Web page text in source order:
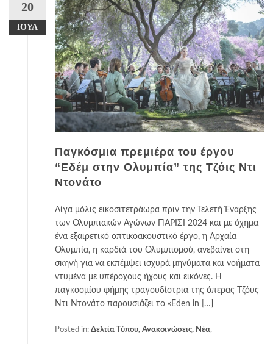
20
ΙΟΎΛ
Παγκόσμια πρεμιέρα του έργου
“Εδέμ στην Ολυμπία” της Τζόις Ντι
Ντονάτο
Λίγα μόλις εικοσιτετράωρα πριν την Τελετή Έναρξης
των Ολυμπιακών Αγώνων ΠΑΡΙΣΙ 2024 και με όχημα
ένα εξαιρετικό οπτικοακουστικό έργο, η Αρχαία
Ολυμπία, η καρδιά του Ολυμπισμού, ανεβαίνει στη
σκηνή για να εκπέμψει ισχυρά μηνύματα και νοήματα
ντυμένα με υπέροχους ήχους και εικόνες. Η
παγκοσμίου φήμης τραγουδίστρια της όπερας Τζόυς
Ντι Ντονάτο παρουσιάζει το «Eden in […]
Posted in: Δελτία Τύπου, Ανακοινώσεις, Νέα,